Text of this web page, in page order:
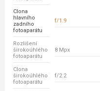
Clona
hlavního
zadního
fotoaparátu
f/1.9
Rozlišení
širokoúhlého
fotoaparátu
8 Mpx
Clona
širokoúhlého
fotoaparátu
f/2.2